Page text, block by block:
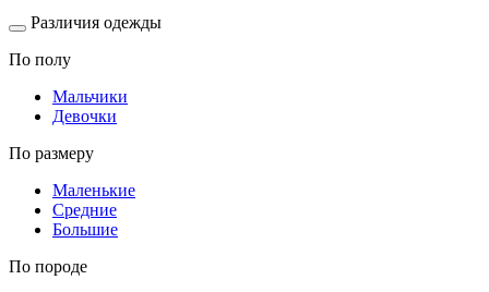
Различия одежды
По полу
Мальчики
Девочки
По размеру
Маленькие
Средние
Большие
По породе